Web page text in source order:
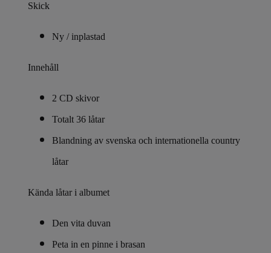
Skick
Ny / inplastad
Innehåll
2 CD skivor
Totalt 36 låtar
Blandning av svenska och internationella country
låtar
Kända låtar i albumet
Den vita duvan
Peta in en pinne i brasan